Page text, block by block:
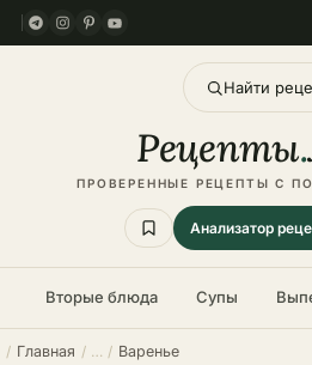
Найти
Рецепты.
ПРОВЕРЕННЫЕ РЕЦЕПТЫ С
Анализатор
Вторые блюда Супы
Главная
Варенье